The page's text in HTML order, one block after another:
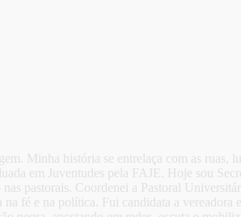
Minha história se entrelaça com as ruas,
em Juventudes pela FAJE. Hoje sou
pastorais. Coordenei a Pastoral
fé e na política. Fui candidata a